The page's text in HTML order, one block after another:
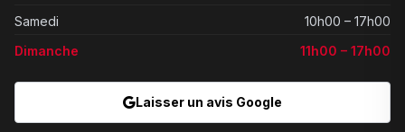
Samedi
10h00 – 17h00
Dimanche
11h00 – 17h00
Laisser un avis Google